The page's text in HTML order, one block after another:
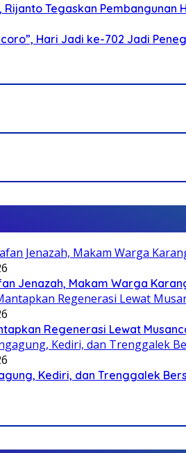
Tegaskan
Hari Jadi ke-702 Jadi
Jenazah, Makam Warga
Regenerasi Lewat
Kediri, dan Trenggalek